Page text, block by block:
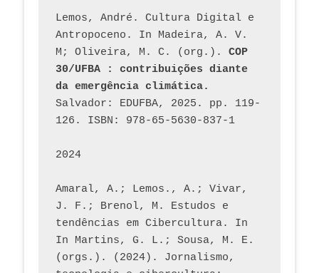
Lemos, André. Cultura Digital e
Antropoceno. In Madeira, A. V.
M; Oliveira, M. C. (org.). COP
30/UFBA : contribuições diante
da emergência climática.
Salvador: EDUFBA, 2025. pp. 119-
126. ISBN: 978-65-5630-837-1
2024
Amaral, A.; Lemos., A.; Vivar,
J. F.; Brenol, M. Estudos e
tendências em Cibercultura. In
In Martins, G. L.; Sousa, M. E.
(orgs.). (2024). Jornalismo,